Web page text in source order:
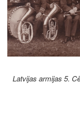
Latvijas armijas 5.